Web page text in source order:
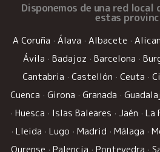
Disponemos de una red local
estas
A Coruña · Álava · Albacete ·
Ávila · Badajoz · Barcelona ·
Cantabria · Castellón · Ceuta ·
Cuenca · Girona · Granada ·
· Huesca · Islas Baleares · Jaén · La
· Lleida · Lugo · Madrid · Málaga ·